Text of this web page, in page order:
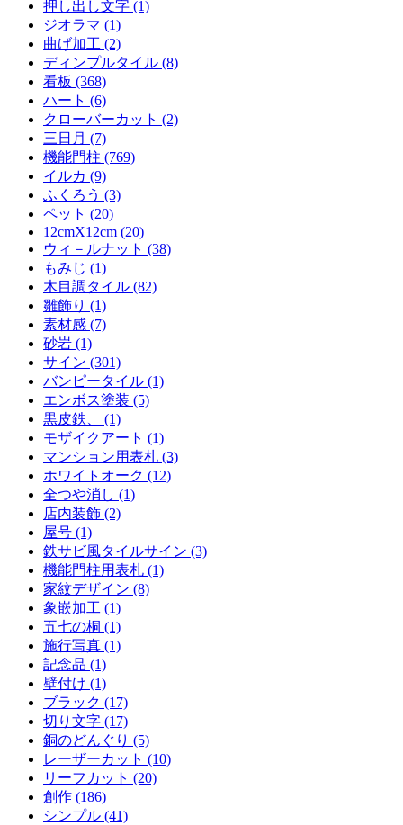
押し出し文字 (1)
ジオラマ (1)
曲げ加工 (2)
ディンプルタイル (8)
看板 (368)
ハート (6)
クローバーカット (2)
三日月 (7)
機能門柱 (769)
イルカ (9)
ふくろう (3)
ペット (20)
12cmX12cm (20)
ウィ－ルナット (38)
もみじ (1)
木目調タイル (82)
雛飾り (1)
素材感 (7)
砂岩 (1)
サイン (301)
バンピータイル (1)
エンボス塗装 (5)
黒皮鉄、 (1)
モザイクアート (1)
マンション用表札 (3)
ホワイトオーク (12)
全つや消し (1)
店内装飾 (2)
屋号 (1)
鉄サビ風タイルサイン (3)
機能門柱用表札 (1)
家紋デザイン (8)
象嵌加工 (1)
五七の桐 (1)
施行写真 (1)
記念品 (1)
壁付け (1)
ブラック (17)
切り文字 (17)
銅のどんぐり (5)
レーザーカット (10)
リーフカット (20)
創作 (186)
シンプル (41)